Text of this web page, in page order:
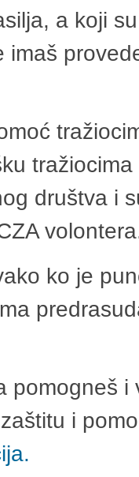
a koji
imaš
društva i
ko je
pomogneš
i